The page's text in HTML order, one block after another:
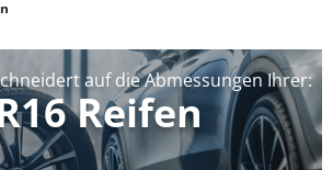
auf die Abmessungen Ihrer:
Reifen